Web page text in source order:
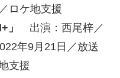
ロケ地支援
」
出演：西尾梓／
年9月21日／放送
支援